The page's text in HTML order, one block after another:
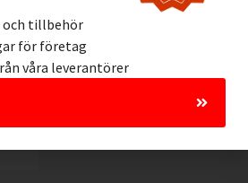
och tillbehör
för företag
våra leverantörer